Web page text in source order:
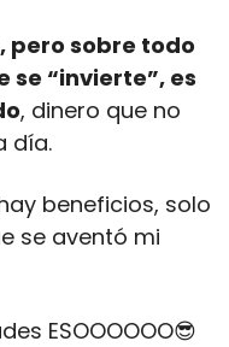
pero sobre todo
se “invierte”, es
, dinero que no
día.
beneficios, solo
se aventó mi
ESOOOOOO😎